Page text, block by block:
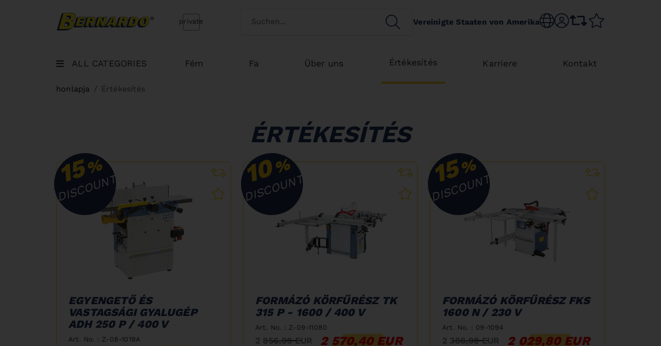
Bernardo Home Switch customertype
private SEARCHVereinigte Staaten von Amerika Choose language
sr.accountcomparison list
ALL CATEGORIES Fém Fa Über uns Értékesítés Karriere Kontakt
honlapja Értékesítés
ÉRTÉKESÍTÉS
15%
DISCOUNT
EGYENGETŐ ÉS
VASTAGSÁGI GYALUGÉP
ADH 250 P / 400 V
Art. No. : Z-08-1019A
10%
DISCOUNT
FORMÁZÓ KÖRFŰRÉSZ TK
315 P - 1600 / 400 V
Art. No. : Z-09-11080
2 856,00 EUR 2 570,40 EUR
15%
DISCOUNT
FORMÁZÓ KÖRFŰRÉSZ FKS
1600 N / 230 V
Art. No. : 09-1094
2 388,00 EUR 2 029,80 EUR